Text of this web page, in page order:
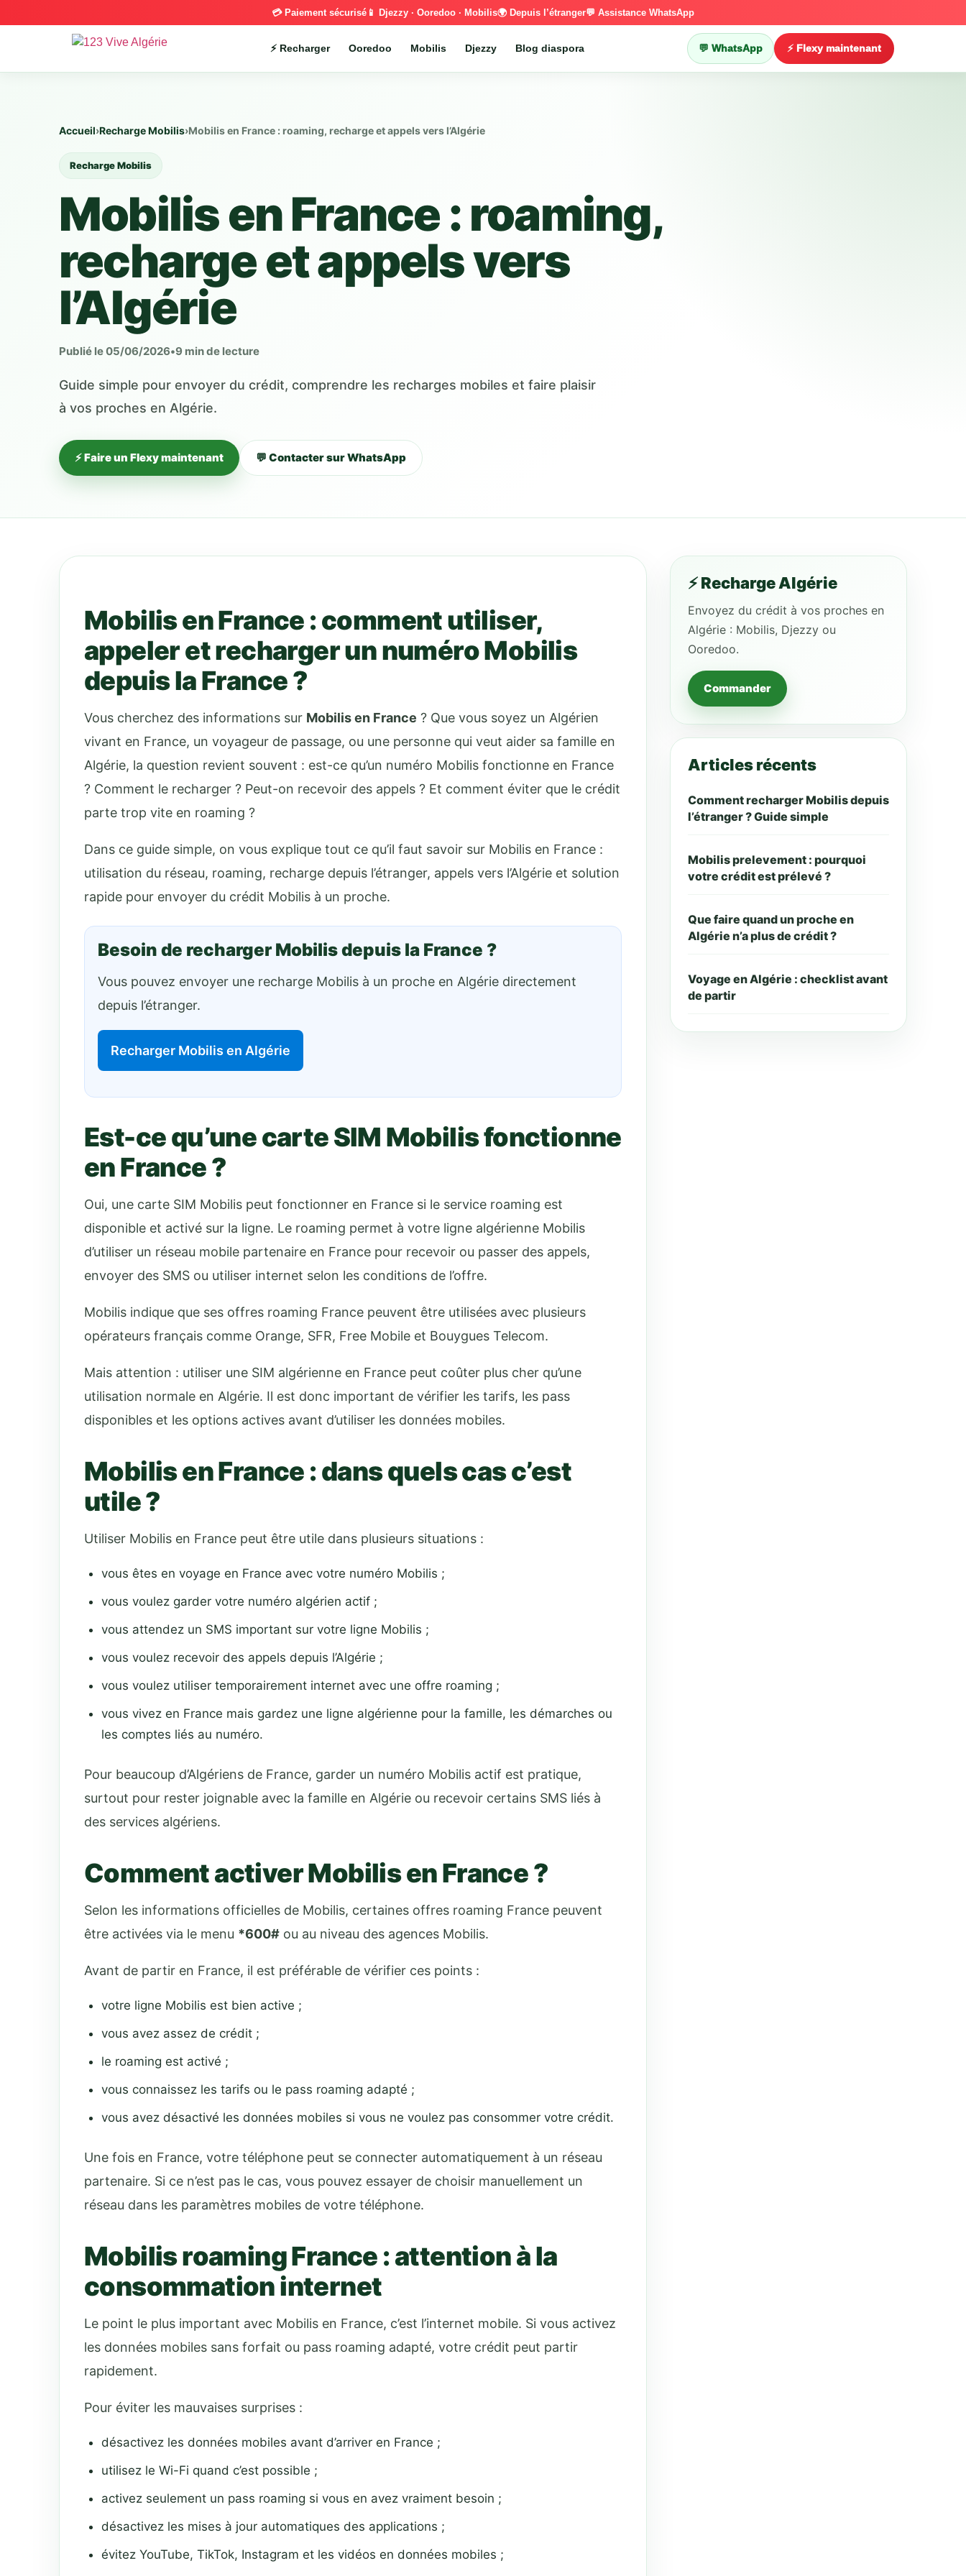
💳 Paiement sécurisé 📱 Djezzy · Ooredoo · Mobilis🌍 Depuis l’étranger💬 Assistance WhatsApp
⚡ Recharger Ooredoo Mobilis Djezzy Blog diaspora 💬 WhatsApp ⚡ Flexy maintenant
Accueil›Recharge Mobilis›Mobilis en France : roaming, recharge et appels vers l’Algérie
Recharge Mobilis
Mobilis en France : roaming,
recharge et appels vers
l’Algérie
Publié le 05/06/2026•9 min de lecture
Guide simple pour envoyer du crédit, comprendre les recharges mobiles et faire plaisir
à vos proches en Algérie.
⚡ Faire un Flexy maintenant 💬 Contacter sur WhatsApp
Mobilis en France : comment utiliser,
appeler et recharger un numéro Mobilis
depuis la France ?
Vous cherchez des informations sur Mobilis en France ? Que vous soyez un Algérien
vivant en France, un voyageur de passage, ou une personne qui veut aider sa famille en
Algérie, la question revient souvent : est-ce qu’un numéro Mobilis fonctionne en France
? Comment le recharger ? Peut-on recevoir des appels ? Et comment éviter que le crédit
parte trop vite en roaming ?
Dans ce guide simple, on vous explique tout ce qu’il faut savoir sur Mobilis en France :
utilisation du réseau, roaming, recharge depuis l’étranger, appels vers l’Algérie et solution
rapide pour envoyer du crédit Mobilis à un proche.
Besoin de recharger Mobilis depuis la France ?
Vous pouvez envoyer une recharge Mobilis à un proche en Algérie directement
depuis l’étranger.
Recharger Mobilis en Algérie
Est-ce qu’une carte SIM Mobilis fonctionne
en France ?
Oui, une carte SIM Mobilis peut fonctionner en France si le service roaming est
disponible et activé sur la ligne. Le roaming permet à votre ligne algérienne Mobilis
d’utiliser un réseau mobile partenaire en France pour recevoir ou passer des appels,
envoyer des SMS ou utiliser internet selon les conditions de l’offre.
Mobilis indique que ses offres roaming France peuvent être utilisées avec plusieurs
opérateurs français comme Orange, SFR, Free Mobile et Bouygues Telecom.
Mais attention : utiliser une SIM algérienne en France peut coûter plus cher qu’une
utilisation normale en Algérie. Il est donc important de vérifier les tarifs, les pass
disponibles et les options actives avant d’utiliser les données mobiles.
Mobilis en France : dans quels cas c’est
utile ?
Utiliser Mobilis en France peut être utile dans plusieurs situations :
vous êtes en voyage en France avec votre numéro Mobilis ;
vous voulez garder votre numéro algérien actif ;
vous attendez un SMS important sur votre ligne Mobilis ;
vous voulez recevoir des appels depuis l’Algérie ;
vous voulez utiliser temporairement internet avec une offre roaming ;
vous vivez en France mais gardez une ligne algérienne pour la famille, les démarches ou
les comptes liés au numéro.
Pour beaucoup d’Algériens de France, garder un numéro Mobilis actif est pratique,
surtout pour rester joignable avec la famille en Algérie ou recevoir certains SMS liés à
des services algériens.
Comment activer Mobilis en France ?
Selon les informations officielles de Mobilis, certaines offres roaming France peuvent
être activées via le menu *600# ou au niveau des agences Mobilis.
Avant de partir en France, il est préférable de vérifier ces points :
votre ligne Mobilis est bien active ;
vous avez assez de crédit ;
le roaming est activé ;
vous connaissez les tarifs ou le pass roaming adapté ;
vous avez désactivé les données mobiles si vous ne voulez pas consommer votre crédit.
Une fois en France, votre téléphone peut se connecter automatiquement à un réseau
partenaire. Si ce n’est pas le cas, vous pouvez essayer de choisir manuellement un
réseau dans les paramètres mobiles de votre téléphone.
Mobilis roaming France : attention à la
consommation internet
Le point le plus important avec Mobilis en France, c’est l’internet mobile. Si vous activez
les données mobiles sans forfait ou pass roaming adapté, votre crédit peut partir
rapidement.
Pour éviter les mauvaises surprises :
désactivez les données mobiles avant d’arriver en France ;
utilisez le Wi-Fi quand c’est possible ;
activez seulement un pass roaming si vous en avez vraiment besoin ;
désactivez les mises à jour automatiques des applications ;
évitez YouTube, TikTok, Instagram et les vidéos en données mobiles ;
⚡ Recharge Algérie
Envoyez du crédit à vos proches en
Algérie : Mobilis, Djezzy ou
Ooredoo.
Commander
Articles récents
Comment recharger Mobilis depuis
l’étranger ? Guide simple
Mobilis prelevement : pourquoi
votre crédit est prélevé ?
Que faire quand un proche en
Algérie n’a plus de crédit ?
Voyage en Algérie : checklist avant
de partir